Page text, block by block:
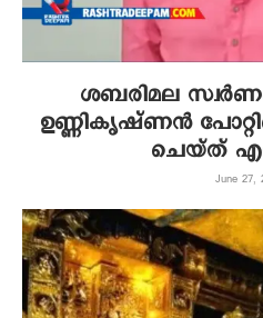
ശബരിമല
ഉണ്ണികൃഷ്ണന്‍
ചെയ്ത്
June 27,